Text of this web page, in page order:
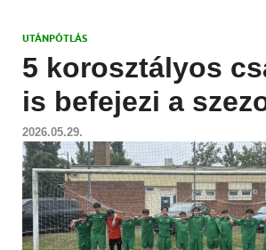
UTÁNPÓTLÁS
5 korosztályos
is befejezi a
2026.05.29.